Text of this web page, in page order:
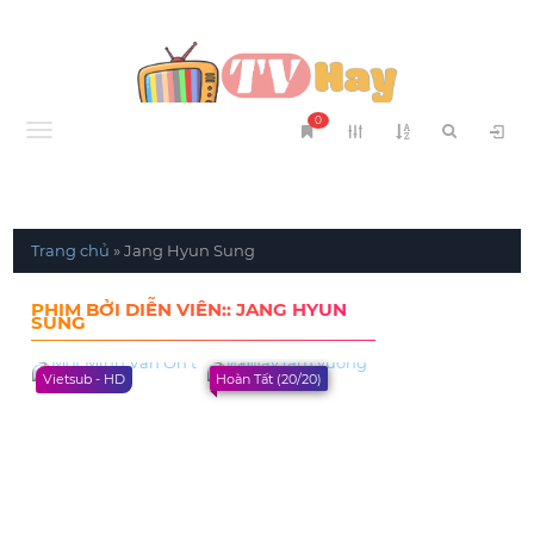
Menu
0
Trang chủ »Jang Hyun Sung
PHIM BỞI DIỄN VIÊN:: JANG HYUN
SUNG
Vietsub - HD Hoàn Tất (20/20)